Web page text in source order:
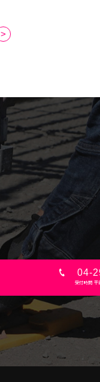
>
04-
受付時間